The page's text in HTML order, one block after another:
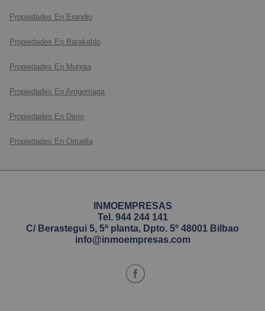
Propiedades En Erandio
Propiedades En Barakaldo
Propiedades En Mungia
Propiedades En Arrigorriaga
Propiedades En Derio
Propiedades En Ortuella
INMOEMPRESAS
Tel. 944 244 141
C/ Berastegui 5, 5ª planta, Dpto. 5º 48001 Bilbao
info@inmoempresas.com